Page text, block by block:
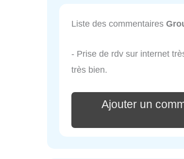
Liste des commentaires
- Prise de rdv sur internet
très bien.
Ajouter un